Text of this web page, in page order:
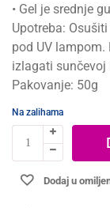
• Gel je srednje
Upotreba:
pod UV
izlagati
Pakovanje: 50g
Na zalihama
Dodaj u